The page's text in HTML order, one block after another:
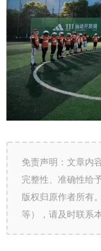
免责声明：文章内
完整性、准确性给
版权归原作者所有
等），请及时联系